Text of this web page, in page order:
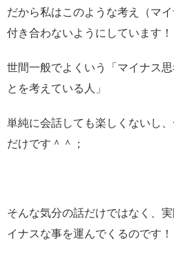
だから私はこのような考え（マ
付き合わないようにしています！
世間一般でよくいう「マイナス
とを考えている人」
単純に会話しても楽しくないし
だけです＾＾；
そんな気分の話だけではなく、
イナスな事を運んでくるのです！